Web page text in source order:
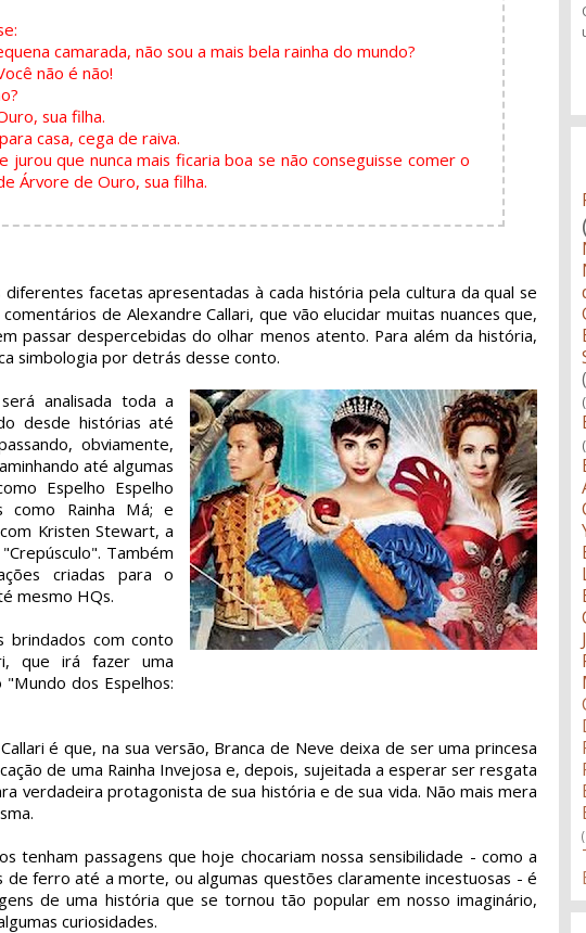
camarada, não sou a mais bela rainha do mundo?
não é não!
sua filha.
casa, cega de raiva.
jurou que nunca mais ficaria boa se não conseguisse comer o
Árvore de Ouro, sua filha.
facetas apresentadas à cada história pela cultura da qual se
de Alexandre Callari, que vão elucidar muitas nuances que,
passar despercebidas do olhar menos atento. Para além da história,
simbologia por detrás desse conto.
analisada toda a
desde histórias até
obviamente,
até algumas
Espelho Espelho
como Rainha Má; e
Kristen Stewart, a
Também
criadas para o
mesmo HQs.
brindados com conto
que irá fazer uma
dos Espelhos:
é que, na sua versão, Branca de Neve deixa de ser uma princesa
de uma Rainha Invejosa e, depois, sujeitada a esperar ser resgata
verdadeira protagonista de sua história e de sua vida. Não mais mera
tenham passagens que hoje chocariam nossa sensibilidade - como a
de ferro até a morte, ou algumas questões claramente incestuosas - é
de uma história que se tornou tão popular em nosso imaginário,
curiosidades.